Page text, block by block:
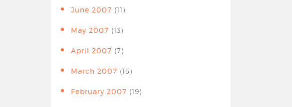
June 2007 (11)
May 2007 (13)
April 2007 (7)
March 2007 (15)
February 2007 (19)